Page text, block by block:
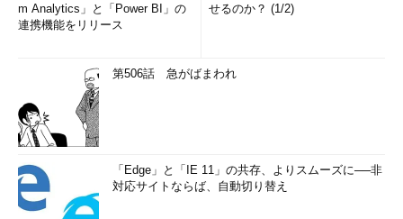
m Analytics」と「Power BI」の
連携機能をリリース
せるのか？ (1/2)
第506話 急がばまわれ
「Edge」と「IE 11」の共存、よりスムーズに──非
対応サイトならば、自動切り替え